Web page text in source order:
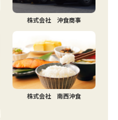
株式会社 沖食商事
株式会社 南西沖食